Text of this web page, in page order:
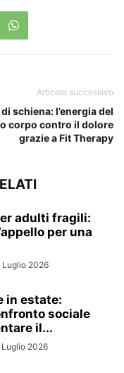
Articolo successivo
schiena: l’energia del
corpo contro il dolore
grazie a Fit Therapy
adulti fragili:
per una
Luglio 2026
in estate:
sociale
il...
Luglio 2026